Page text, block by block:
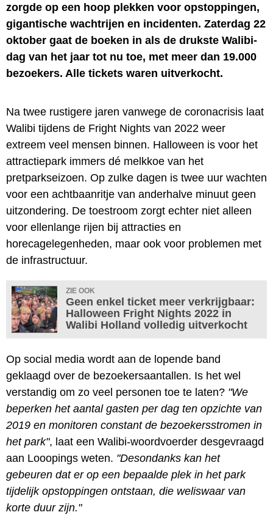
zorgde op een hoop plekken voor opstoppingen,
gigantische wachtrijen en incidenten. Zaterdag 22
oktober gaat de boeken in als de drukste Walibi-
dag van het jaar tot nu toe, met meer dan 19.000
bezoekers. Alle tickets waren uitverkocht.
Na twee rustigere jaren vanwege de coronacrisis laat
Walibi tijdens de Fright Nights van 2022 weer
extreem veel mensen binnen. Halloween is voor het
attractiepark immers dé melkkoe van het
pretparkseizoen. Op zulke dagen is twee uur wachten
voor een achtbaanritje van anderhalve minuut geen
uitzondering. De toestroom zorgt echter niet alleen
voor ellenlange rijen bij attracties en
horecagelegenheden, maar ook voor problemen met
de infrastructuur.
ZIE OOK
Geen enkel ticket meer verkrijgbaar:
Halloween Fright Nights 2022 in
Walibi Holland volledig uitverkocht
Op social media wordt aan de lopende band
geklaagd over de bezoekersaantallen. Is het wel
verstandig om zo veel personen toe te laten? "We
beperken het aantal gasten per dag ten opzichte van
2019 en monitoren constant de bezoekersstromen in
het park", laat een Walibi-woordvoerder desgevraagd
aan Looopings weten. "Desondanks kan het
gebeuren dat er op een bepaalde plek in het park
tijdelijk opstoppingen ontstaan, die weliswaar van
korte duur zijn."